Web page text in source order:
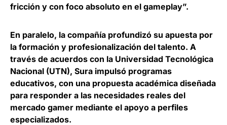
fricción y con foco absoluto en el gameplay”.
En paralelo, la compañía profundizó su apuesta por
la formación y profesionalización del talento. A
través de acuerdos con la Universidad Tecnológica
Nacional (UTN), Sura impulsó programas
educativos, con una propuesta académica diseñada
para responder a las necesidades reales del
mercado gamer mediante el apoyo a perfiles
especializados.